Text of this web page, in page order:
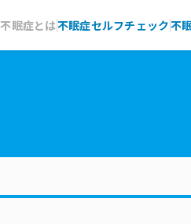
不眠症とは不眠症セルフチェック不